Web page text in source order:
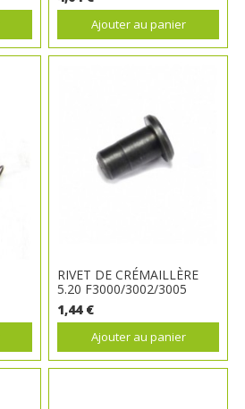
Ajouter au panier
RIVET DE CRÉMAILLÈRE
5.20 F3000/3002/3005
1,44 €
Ajouter au panier